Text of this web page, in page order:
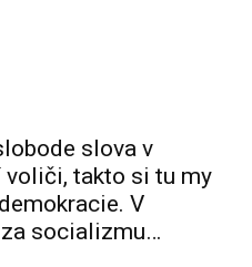
slova v
voliči, takto si tu my
V
socializmu…